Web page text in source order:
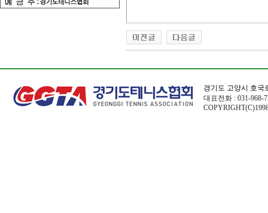
경기도 고양시 호국
대표전화 : 031-968-